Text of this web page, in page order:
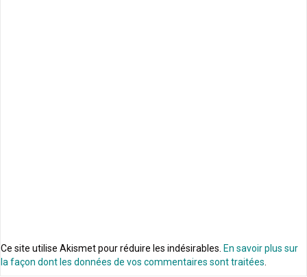
Ce site utilise Akismet pour réduire les indésirables. En savoir plus sur
la façon dont les données de vos commentaires sont traitées